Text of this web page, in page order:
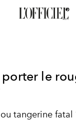
le
tangerine fatal